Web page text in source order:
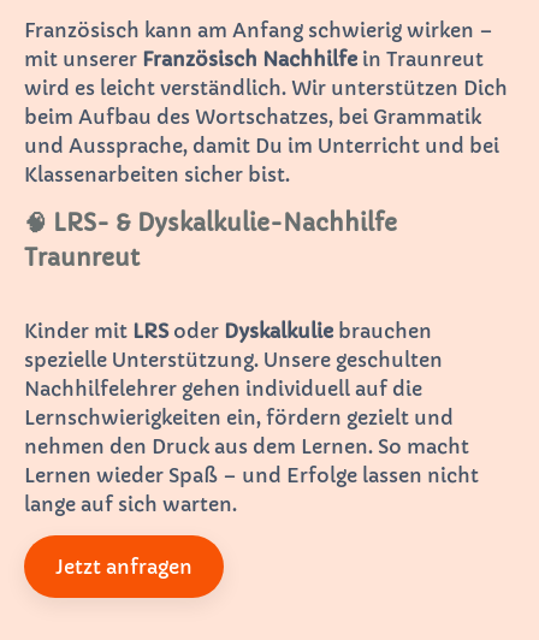
Französisch kann am Anfang schwierig wirken –
mit unserer Französisch Nachhilfe in Traunreut
wird es leicht verständlich. Wir unterstützen Dich
beim Aufbau des Wortschatzes, bei Grammatik
und Aussprache, damit Du im Unterricht und bei
Klassenarbeiten sicher bist.
🧠 LRS- & Dyskalkulie-Nachhilfe
Traunreut
Kinder mit LRSoder Dyskalkulie brauchen
spezielle Unterstützung. Unsere geschulten
Nachhilfelehrer gehen individuell auf die
Lernschwierigkeiten ein, fördern gezielt und
nehmen den Druck aus dem Lernen. So macht
Lernen wieder Spaß – und Erfolge lassen nicht
lange auf sich warten.
Jetzt anfragen